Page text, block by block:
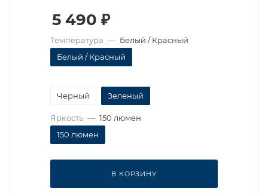
5 490 ₽
Температура — Белый / Красный
Белый / Красный
Черный Зеленый
Яркость — 150 люмен
150 люмен
В КОРЗИНУ